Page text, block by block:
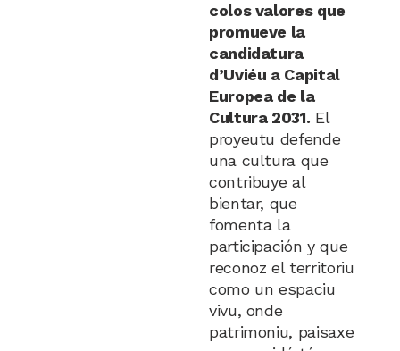
colos valores que
promueve la
candidatura
d’Uviéu a Capital
Europea de la
Cultura 2031. El
proyeutu defende
una cultura que
contribuye al
bientar, que
fomenta la
participación y que
reconoz el territoriu
como un espaciu
vivu, onde
patrimoniu, paisaxe